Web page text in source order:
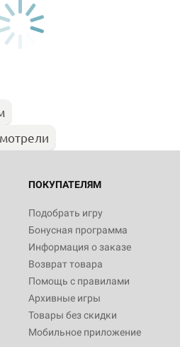
ПОКУПАТЕЛЯМ
Подобрать игру
Бонусная программа
Информация о заказе
Возврат товара
Помощь с правилами
Архивные игры
Товары без скидки
Мобильное приложение